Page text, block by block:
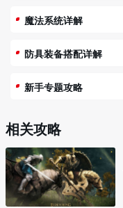
魔法系统详解
防具装备搭配详解
新手专题攻略
相关攻略